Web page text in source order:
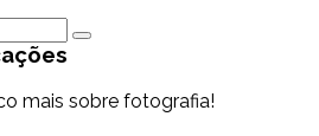
mais sobre fotografia!